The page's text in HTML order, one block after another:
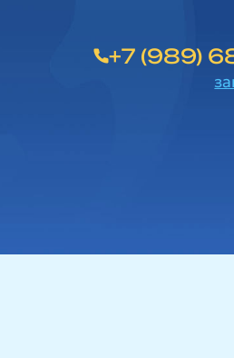
+7 (989)